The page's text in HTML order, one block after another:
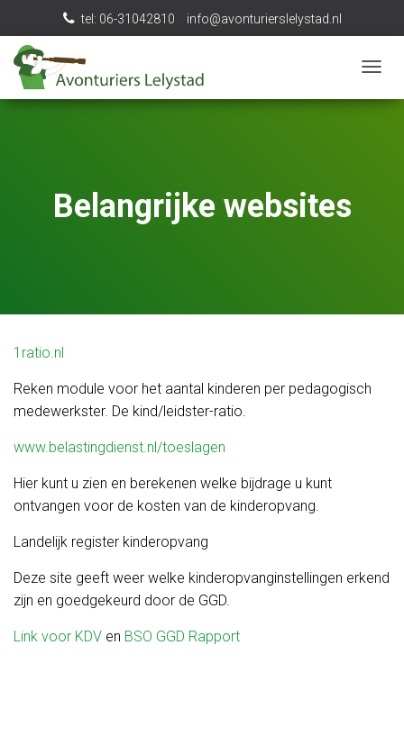
tel: 06-31042810 info@avonturierslelystad.nl
A
Belangrijke websites
1ratio.nl
Reken module voor het aantal kinderen per pedagogisch
medewerkster. De kind/leidster-ratio.
www.belastingdienst.nl/toeslagen
Hier kunt u zien en berekenen welke bijdrage u kunt
ontvangen voor de kosten van de kinderopvang.
Landelijk register kinderopvang
Deze site geeft weer welke kinderopvanginstellingen erkend
zijn en goedgekeurd door de GGD.
Link voor KDV en BSO GGD Rapport